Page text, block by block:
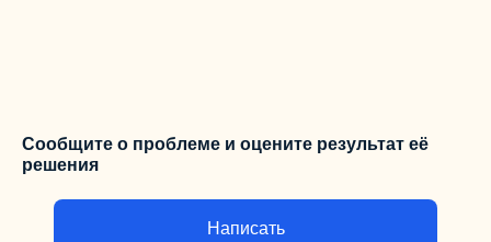
Сообщите о проблеме и оцените результат её
решения
Написать